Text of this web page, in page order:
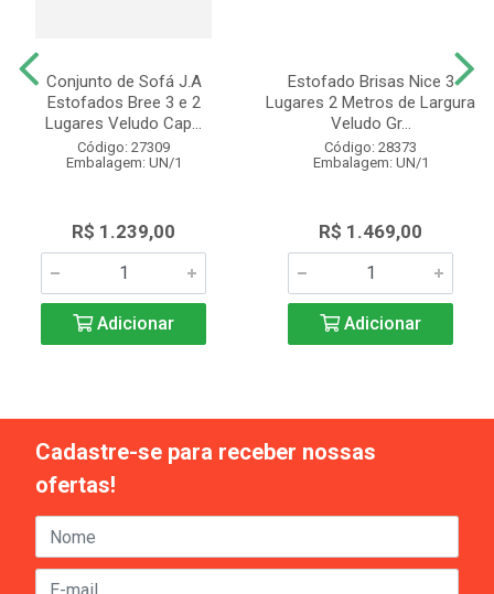
Conjunto de Sofá J.A
Estofados Bree 3 e 2
Lugares Veludo Cap...
Código: 27309
Embalagem: UN/1
R$ 1.239,00
Adicionar
Estofado Brisas Nice 3
Lugares 2 Metros de Largura
Veludo Gr...
Código: 28373
Embalagem: UN/1
R$ 1.469,00
Adicionar
Cadastre-se para receber nossas
ofertas!